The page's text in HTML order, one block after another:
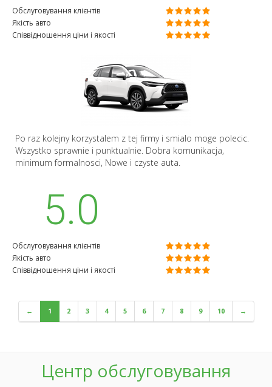
Обслуговування клієнтів
Якість авто
Співвідношення ціни і якості
Po raz kolejny korzystalem z tej firmy i smialo moge polecic.
Wszystko sprawnie i punktualnie. Dobra komunikacja,
minimum formalnosci, Nowe i czyste auta.
5.0
Обслуговування клієнтів
Якість авто
Співвідношення ціни і якості
← 1 2 3 4 5 6 7 8 9 10 →
Центр обслуговування